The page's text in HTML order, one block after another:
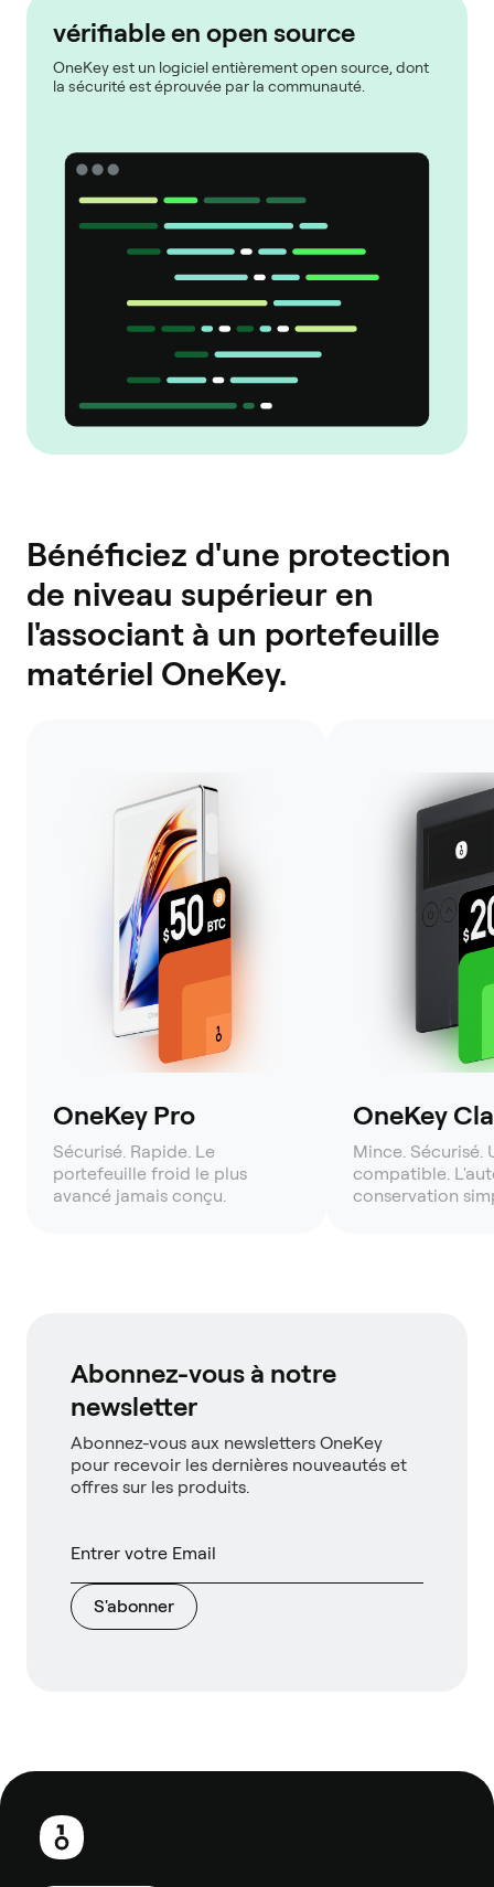
vérifiable en open source
OneKey est un logiciel entièrement open source, dont
la sécurité est éprouvée par la communauté.
Bénéficiez d'une protection
de niveau supérieur en
l'associant à un portefeuille
matériel OneKey.
OneKey Pro
Sécurisé. Rapide. Le
portefeuille froid le plus
avancé jamais conçu.
OneKey
Mince. Sécurisé.
compatible.
conservation
Abonnez-vous à notre
newsletter
Abonnez-vous aux newsletters OneKey
pour recevoir les dernières nouveautés et
offres sur les produits.
S'abonner
Pied
page